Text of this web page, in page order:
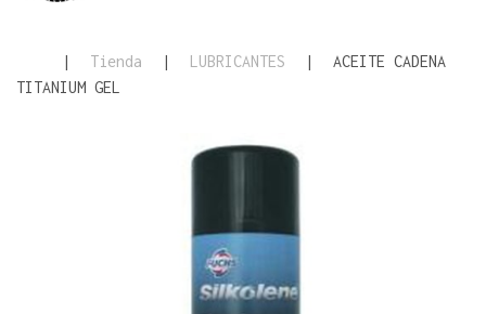
| Tienda | LUBRICANTES |
ACEITE CADENA
TITANIUM GEL